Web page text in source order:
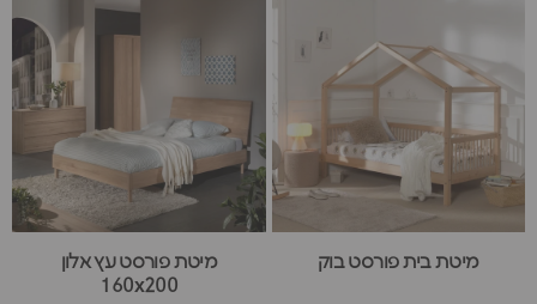
מיטת בית פורסט בוק
מיטת פורסט עץ אלון
160x200